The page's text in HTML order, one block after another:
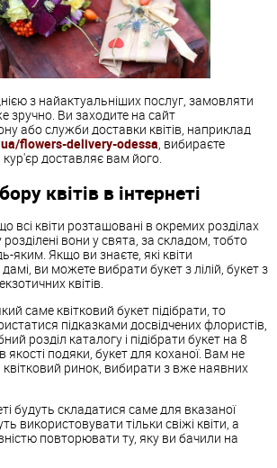
з найактуальніших послуг, замовляти
зручно. Ви заходите на сайт
або служби доставки квітів, наприклад
flowers-delivery-odessa, вибираєте
кур'єр доставляє вам його.
квітів в інтернеті
всі квіти розташовані в окремих розділах
розділені вони усвята, за складом, тобто
-яким. Якщо ви знаєте, які квіти
дамі, ви можете вибрати букетзлілій, букетз
екзотичних квітів.
саме квітковий букет підібрати, то
підказками досвідченихфлористів,
розділ каталогу і підібрати букет на 8
в якості подяки, букетдля коханої. Вам не
квітковий ринок, вибирати з вже наявних
будуть складатися самедля вказаної
використовувати тільки свіжі квіти, а
повторювати ту, яку ви бачили на